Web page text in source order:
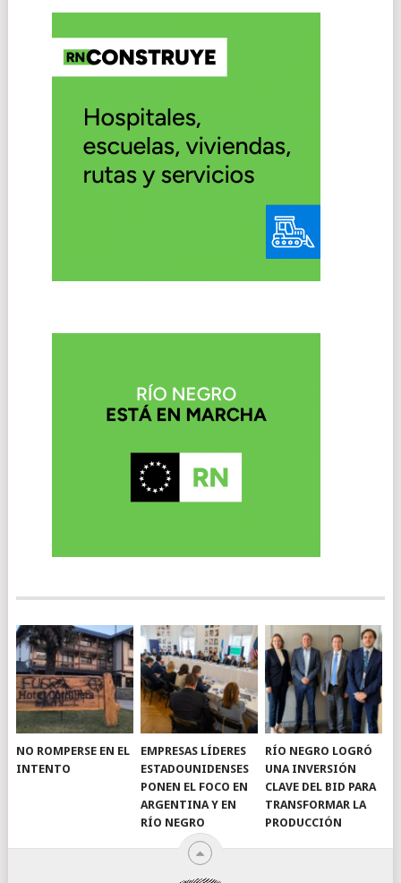
NO ROMPERSE EN EL
INTENTO
EMPRESAS LÍDERES
ESTADOUNIDENSES
PONEN EL FOCO EN
ARGENTINA Y EN
RÍO NEGRO
RÍO NEGRO LOGRÓ
UNA INVERSIÓN
CLAVE DEL BID PARA
TRANSFORMAR LA
PRODUCCIÓN